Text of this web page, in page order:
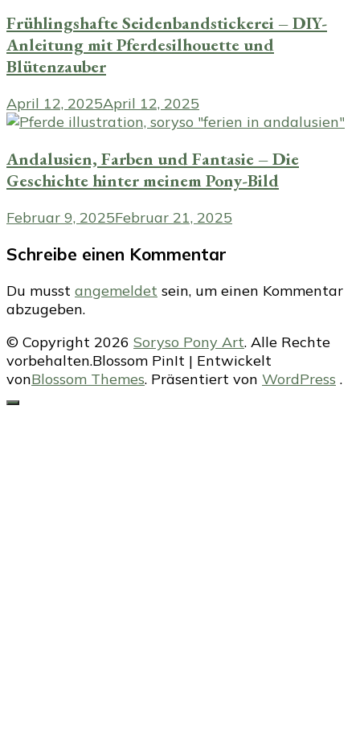
Frühlingshafte Seidenbandstickerei – DIY-
Anleitung mit Pferdesilhouette und
Blütenzauber
April 12, 2025April 12, 2025
Andalusien, Farben und Fantasie – Die
Geschichte hinter meinem Pony-Bild
Februar 9, 2025Februar 21, 2025
Schreibe einen Kommentar
Du musst angemeldet sein, um einen Kommentar
abzugeben.
© Copyright 2026 Soryso Pony Art. Alle Rechte
vorbehalten.Blossom PinIt | Entwickelt
vonBlossom Themes. Präsentiert von WordPress .